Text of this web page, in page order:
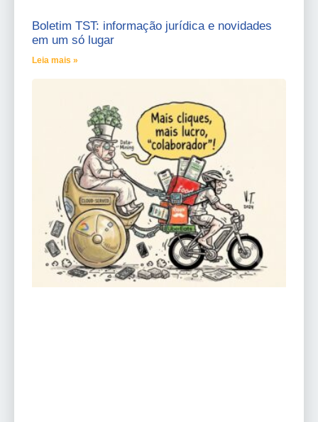
Boletim TST: informação jurídica e novidades
em um só lugar
Leia mais »